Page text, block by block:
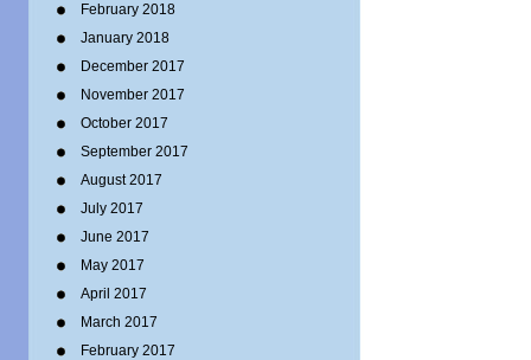
February 2018
January 2018
December 2017
November 2017
October 2017
September 2017
August 2017
July 2017
June 2017
May 2017
April 2017
March 2017
February 2017